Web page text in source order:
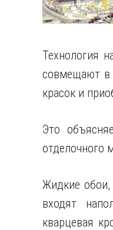
Технология
совмещают в
красок и
Это
отделочного
Жидкие обои,
входят
кварцевая